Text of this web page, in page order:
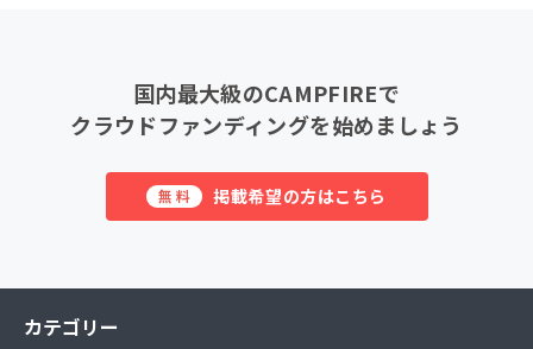
国内最大級のCAMPFIREで
クラウドファンディングを始めましょう
無料 掲載希望の方はこちら
カテゴリー